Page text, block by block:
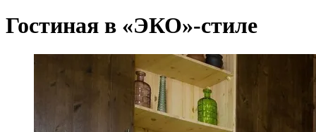
Гостиная в «ЭКО»-стиле